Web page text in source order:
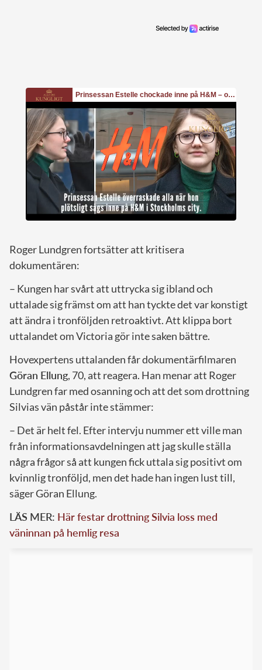
Roger Lundgren fortsätter att kritisera
dokumentären:
– Kungen har svårt att uttrycka sig ibland och
uttalade sig främst om att han tyckte det var konstigt
att ändra i tronföljden retroaktivt. Att klippa bort
uttalandet om Victoria gör inte saken bättre.
Hovexpertens uttalanden får dokumentärfilmaren
Göran Ellung, 70, att reagera. Han menar att Roger
Lundgren far med osanning och att det som drottning
Silvias vän påstår inte stämmer:
– Det är helt fel. Efter intervju nummer ett ville man
från informationsavdelningen att jag skulle ställa
några frågor så att kungen fick uttala sig positivt om
kvinnlig tronföljd, men det hade han ingen lust till,
säger Göran Ellung.
LÄS MER: Här festar drottning Silvia loss med
väninnan på hemlig resa